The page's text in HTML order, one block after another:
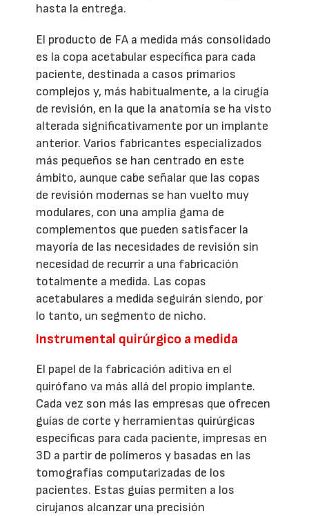
hasta la entrega.
El producto de FA a medida más consolidado
es la copa acetabular específica para cada
paciente, destinada a casos primarios
complejos y, más habitualmente, a la cirugía
de revisión, en la que la anatomía se ha visto
alterada significativamente por un implante
anterior. Varios fabricantes especializados
más pequeños se han centrado en este
ámbito, aunque cabe señalar que las copas
de revisión modernas se han vuelto muy
modulares, con una amplia gama de
complementos que pueden satisfacer la
mayoría de las necesidades de revisión sin
necesidad de recurrir a una fabricación
totalmente a medida. Las copas
acetabulares a medida seguirán siendo, por
lo tanto, un segmento de nicho.
Instrumental quirúrgico a medida
El papel de la fabricación aditiva en el
quirófano va más allá del propio implante.
Cada vez son más las empresas que ofrecen
guías de corte y herramientas quirúrgicas
específicas para cada paciente, impresas en
3D a partir de polímeros y basadas en las
tomografías computarizadas de los
pacientes. Estas guías permiten a los
cirujanos alcanzar una precisión